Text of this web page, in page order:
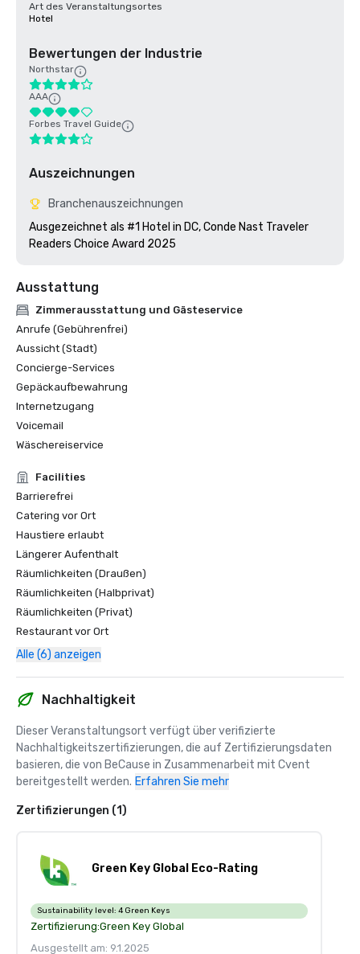
Art des Veranstaltungsortes
Hotel
Bewertungen der Industrie
Northstar
AAA
Forbes Travel Guide
Auszeichnungen
Branchenauszeichnungen
Ausgezeichnet als #1 Hotel in DC, Conde Nast Traveler
Readers Choice Award 2025
Ausstattung
Zimmerausstattung und Gästeservice
Anrufe (Gebührenfrei)
Aussicht (Stadt)
Concierge-Services
Gepäckaufbewahrung
Internetzugang
Voicemail
Wäschereiservice
Facilities
Barrierefrei
Catering vor Ort
Haustiere erlaubt
Längerer Aufenthalt
Räumlichkeiten (Draußen)
Räumlichkeiten (Halbprivat)
Räumlichkeiten (Privat)
Restaurant vor Ort
Alle (6) anzeigen
Nachhaltigkeit
Dieser Veranstaltungsort verfügt über verifizierte
Nachhaltigkeitszertifizierungen, die auf Zertifizierungsdaten
basieren, die von BeCause in Zusammenarbeit mit Cvent
bereitgestellt werden. Erfahren Sie mehr
Zertifizierungen (1)
Green Key Global Eco-Rating
Sustainability level: 4 Green Keys
Zertifizierung:Green Key Global
Ausgestellt am: 9.1.2025